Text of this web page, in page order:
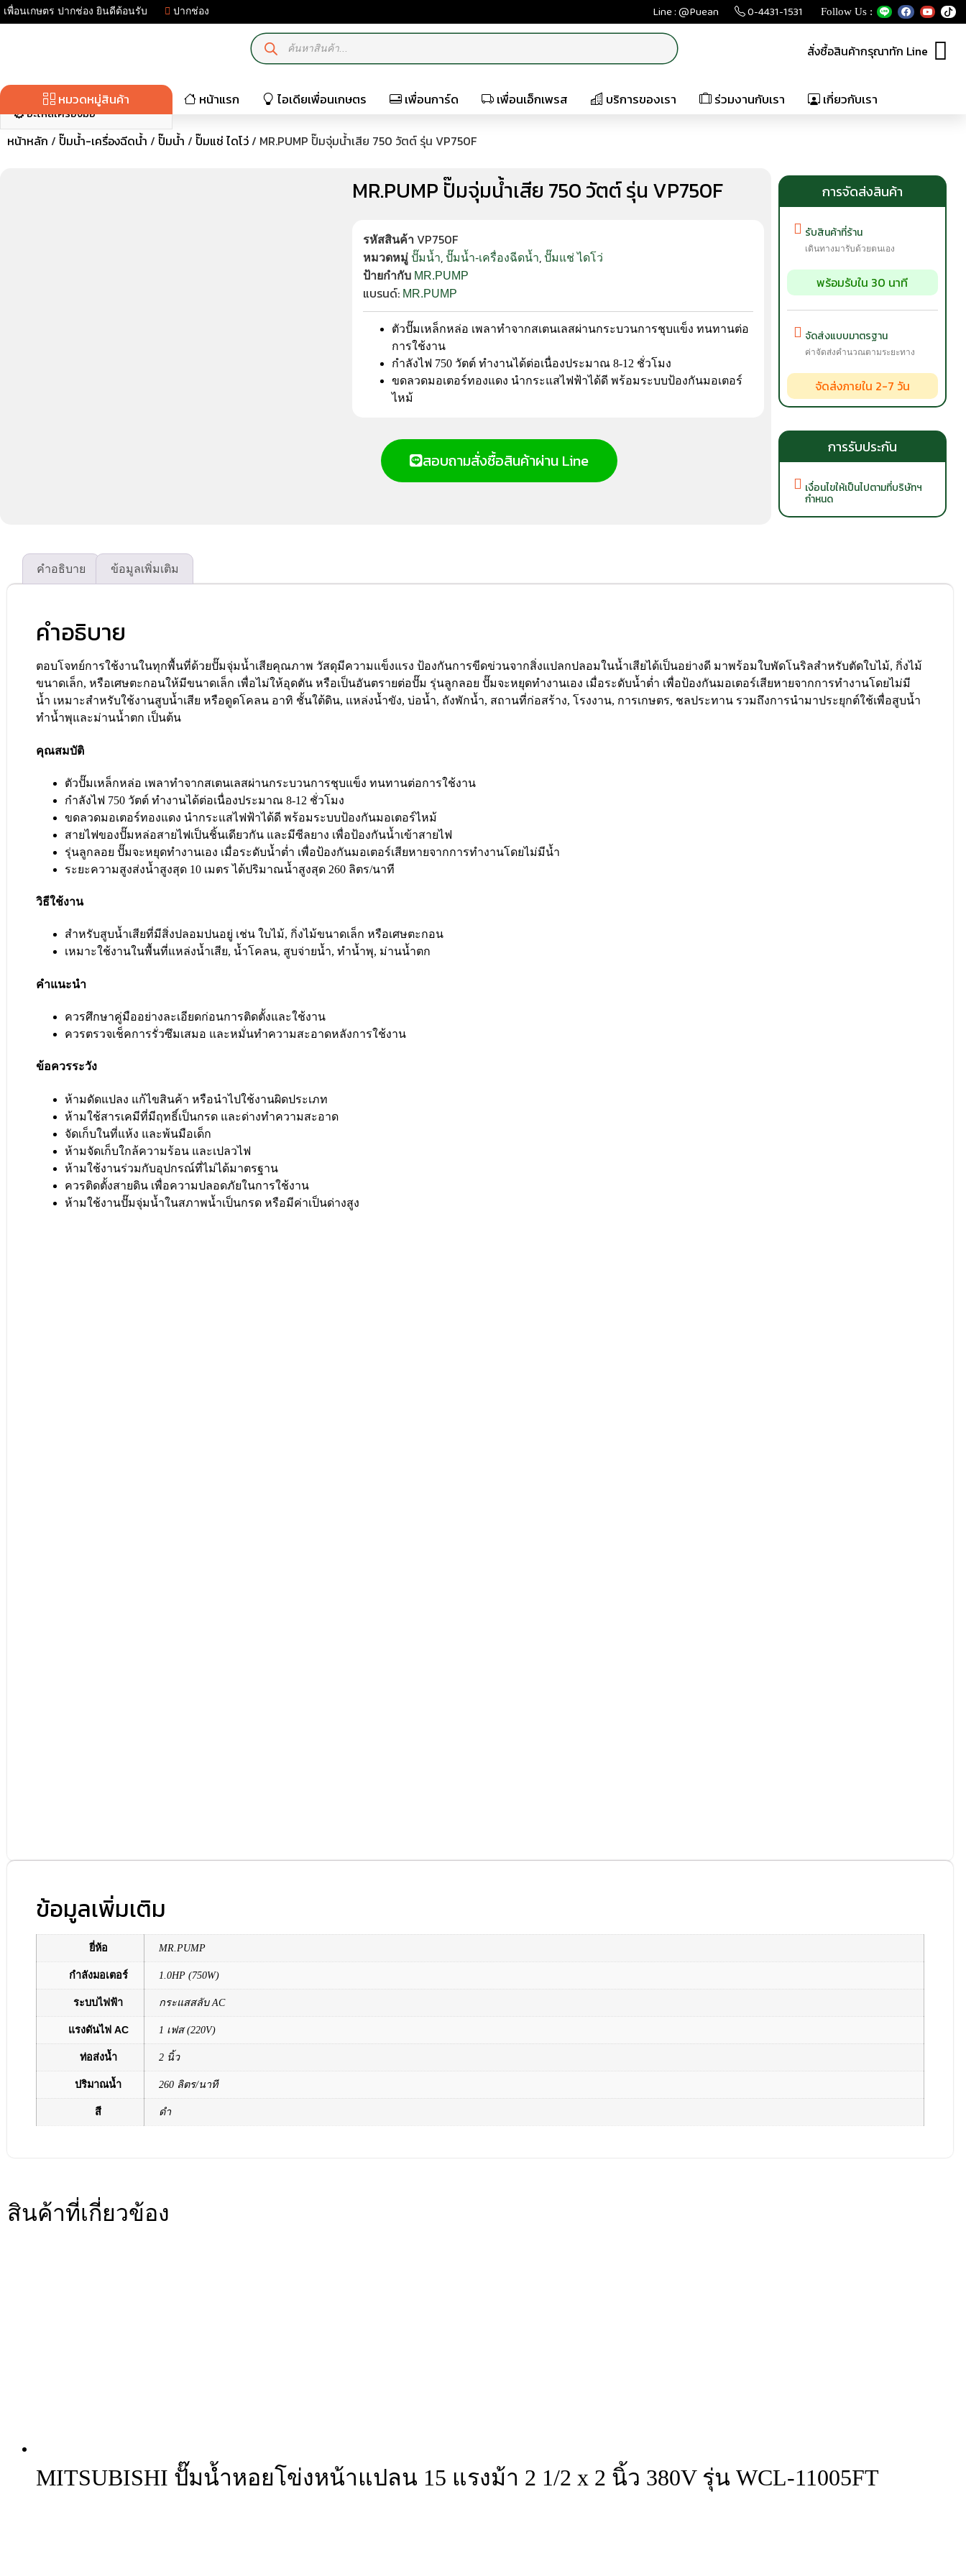
เพื่อนเกษตร ปากช่อง ยินดีต้อนรับ ปากช่อง Line : @Puean 0-4431-1531 Follow Us :
สั่งซื้อสินค้ากรุณาทัก Line
หมวดหมู่สินค้า หน้าแรก ไอเดียเพื่อนเกษตร เพื่อนการ์ด เพื่อนเอ็กเพรส บริการของเรา ร่วมงานกับเรา เกี่ยวกับเรา
มอเตอร์ไฟฟ้า-เครื่องปั่นไฟ
ปั๊มน้ำ-เครื่องฉีดน้ำ
อะไหล่เครื่องมือ
หน้าหลัก / ปั๊มน้ำ-เครื่องฉีดน้ำ / ปั๊มน้ำ / ปั๊มแช่ ไดโว่/ MR.PUMP ปั๊มจุ่มน้ำเสีย 750 วัตต์ รุ่น VP750F
MR.PUMP ปั๊มจุ่มน้ำเสีย 750 วัตต์ รุ่น VP750F
รหัสสินค้า VP750F
หมวดหมู่ ปั๊มน้ำ, ปั๊มน้ำ-เครื่องฉีดน้ำ, ปั๊มแช่ ไดโว่
ป้ายกำกับ MR.PUMP
แบรนด์: MR.PUMP
ตัวปั๊มเหล็กหล่อ เพลาทำจากสเตนเลสผ่านกระบวนการชุบแข็ง ทนทานต่อ
การใช้งาน
กำลังไฟ 750 วัตต์ ทำงานได้ต่อเนื่องประมาณ 8-12 ชั่วโมง
ขดลวดมอเตอร์ทองแดง นำกระแสไฟฟ้าได้ดี พร้อมระบบป้องกันมอเตอร์
ไหม้
สอบถามสั่งซื้อสินค้าผ่าน Line
การจัดส่งสินค้า
รับสินค้าที่ร้าน
เดินทางมารับด้วยตนเอง
พร้อมรับใน 30 นาที
จัดส่งแบบมาตรฐาน
ค่าจัดส่งคำนวณตามระยะทาง
จัดส่งภายใน 2-7 วัน
การรับประกัน
เงื่อนไขให้เป็นไปตามที่บริษัทฯ
กำหนด
คำอธิบาย ข้อมูลเพิ่มเติม
คำอธิบาย
ตอบโจทย์การใช้งานในทุกพื้นที่ด้วยปั๊มจุ่มน้ำเสียคุณภาพ วัสดุมีความแข็งแรง ป้องกันการขีดข่วนจากสิ่งแปลกปลอมในน้ำเสียได้เป็นอย่างดี มาพร้อมใบพัดโนริลสำหรับตัดใบไม้, กิ่งไม้
ขนาดเล็ก, หรือเศษตะกอนให้มีขนาดเล็ก เพื่อไม่ให้อุดตัน หรือเป็นอันตรายต่อปั๊ม รุ่นลูกลอย ปั๊มจะหยุดทำงานเอง เมื่อระดับน้ำต่ำ เพื่อป้องกันมอเตอร์เสียหายจากการทำงานโดยไม่มี
น้ำ เหมาะสำหรับใช้งานสูบน้ำเสีย หรือดูดโคลน อาทิ ชั้นใต้ดิน, แหล่งน้ำขัง, บ่อน้ำ, ถังพักน้ำ, สถานที่ก่อสร้าง, โรงงาน, การเกษตร, ชลประทาน รวมถึงการนำมาประยุกต์ใช้เพื่อสูบน้ำ
ทำน้ำพุและม่านน้ำตก เป็นต้น
คุณสมบัติ
ตัวปั๊มเหล็กหล่อ เพลาทำจากสเตนเลสผ่านกระบวนการชุบแข็ง ทนทานต่อการใช้งาน
กำลังไฟ 750 วัตต์ ทำงานได้ต่อเนื่องประมาณ 8-12 ชั่วโมง
ขดลวดมอเตอร์ทองแดง นำกระแสไฟฟ้าได้ดี พร้อมระบบป้องกันมอเตอร์ไหม้
สายไฟของปั๊มหล่อสายไฟเป็นชิ้นเดียวกัน และมีซีลยาง เพื่อป้องกันน้ำเข้าสายไฟ
รุ่นลูกลอย ปั๊มจะหยุดทำงานเอง เมื่อระดับน้ำต่ำ เพื่อป้องกันมอเตอร์เสียหายจากการทำงานโดยไม่มีน้ำ
ระยะความสูงส่งน้ำสูงสุด 10 เมตร ได้ปริมาณน้ำสูงสุด 260 ลิตร/นาที
วิธีใช้งาน
สำหรับสูบน้ำเสียที่มีสิ่งปลอมปนอยู่ เช่น ใบไม้, กิ่งไม้ขนาดเล็ก หรือเศษตะกอน
เหมาะใช้งานในพื้นที่แหล่งน้ำเสีย, น้ำโคลน, สูบจ่ายน้ำ, ทำน้ำพุ, ม่านน้ำตก
คำแนะนำ
ควรศึกษาคู่มืออย่างละเอียดก่อนการติดตั้งและใช้งาน
ควรตรวจเช็คการรั่วซึมเสมอ และหมั่นทำความสะอาดหลังการใช้งาน
ข้อควรระวัง
ห้ามดัดแปลง แก้ไขสินค้า หรือนำไปใช้งานผิดประเภท
ห้ามใช้สารเคมีที่มีฤทธิ์เป็นกรด และด่างทำความสะอาด
จัดเก็บในที่แห้ง และพ้นมือเด็ก
ห้ามจัดเก็บใกล้ความร้อน และเปลวไฟ
ห้ามใช้งานร่วมกับอุปกรณ์ที่ไม่ได้มาตรฐาน
ควรติดตั้งสายดิน เพื่อความปลอดภัยในการใช้งาน
ห้ามใช้งานปั๊มจุ่มน้ำในสภาพน้ำเป็นกรด หรือมีค่าเป็นด่างสูง
ข้อมูลเพิ่มเติม
ยี่ห้อ MR.PUMP
กำลังมอเตอร์ 1.0HP (750W)
ระบบไฟฟ้า กระแสสลับ AC
แรงดันไฟ AC 1 เฟส (220V)
ท่อส่งน้ำ 2 นิ้ว
ปริมาณน้ำ 260 ลิตร/นาที
สี ดำ
สินค้าที่เกี่ยวข้อง
MITSUBISHI ปั๊มน้ำหอยโข่งหน้าแปลน 15 แรงม้า 2 1/2 x 2 นิ้ว 380V รุ่น WCL-11005FT